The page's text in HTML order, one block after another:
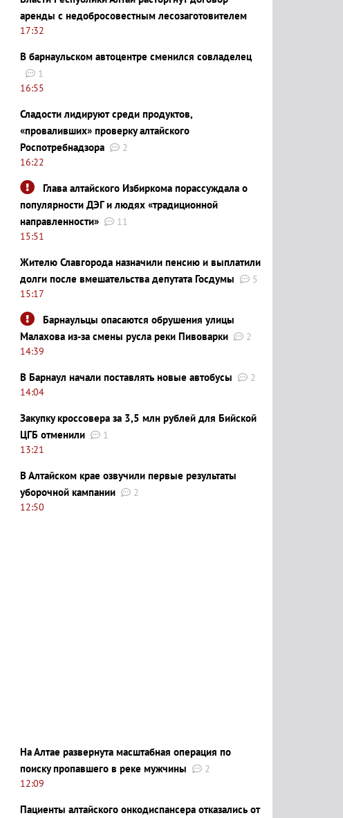
аренды с недобросовестным лесозаготовителем
17:32
В барнаульском автоцентре сменился совладелец
1
16:55
Сладости лидируют среди продуктов,
«проваливших» проверку алтайского
Роспотребнадзора
2
16:22
Глава алтайского Избиркома порассуждала о
популярности ДЭГ и людях «традиционной
направленности»
11
15:51
Жителю Славгорода назначили пенсию и выплатили
долги после вмешательства депутата Госдумы
5
15:17
Барнаульцы опасаются обрушения улицы
Малахова из-за смены русла реки Пивоварки
2
14:39
В Барнаул начали поставлять новые автобусы
2
14:04
Закупку кроссовера за 3,5 млн рублей для Бийской
ЦГБ отменили
1
13:21
В Алтайском крае озвучили первые результаты
уборочной кампании
2
12:50
На Алтае развернута масштабная операция по
поиску пропавшего в реке мужчины
2
12:09
Пациенты алтайского онкодиспансера отказались от